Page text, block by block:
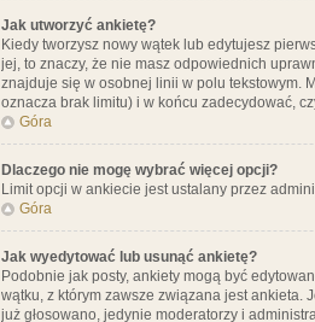
Jak utworzyć ankietę?
Kiedy tworzysz nowy wątek lub edytujesz
jej, to znaczy, że nie masz odpowiednich
znajduje się w osobnej linii w polu tekstowym.
oznacza brak limitu) i w końcu zadecydować,
Góra
Dlaczego nie mogę wybrać więcej opcji?
Limit opcji w ankiecie jest ustalany przez
Góra
Jak wyedytować lub usunąć ankietę?
Podobnie jak posty, ankiety mogą być
wątku, z którym zawsze związana jest ankieta.
już głosowano, jedynie moderatorzy i